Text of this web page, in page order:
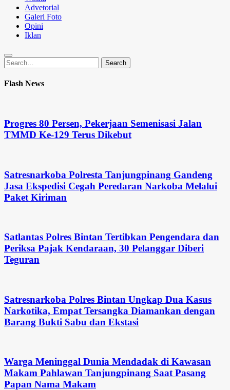
Advetorial
Galeri Foto
Opini
Iklan
Search
for:
Search
Flash News
Progres 80 Persen, Pekerjaan Semenisasi Jalan
TMMD Ke-129 Terus Dikebut
Satresnarkoba Polresta Tanjungpinang Gandeng
Jasa Ekspedisi Cegah Peredaran Narkoba Melalui
Paket Kiriman
Satlantas Polres Bintan Tertibkan Pengendara dan
Periksa Pajak Kendaraan, 30 Pelanggar Diberi
Teguran
Satresnarkoba Polres Bintan Ungkap Dua Kasus
Narkotika, Empat Tersangka Diamankan dengan
Barang Bukti Sabu dan Ekstasi
Warga Meninggal Dunia Mendadak di Kawasan
Makam Pahlawan Tanjungpinang Saat Pasang
Papan Nama Makam